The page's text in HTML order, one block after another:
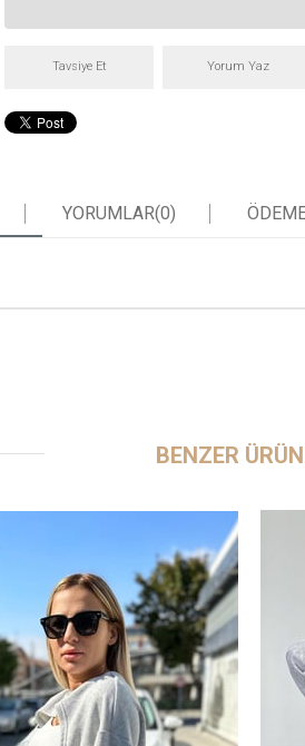
Tavsiye Et Yorum Yaz
YORUMLAR(0)
BENZER